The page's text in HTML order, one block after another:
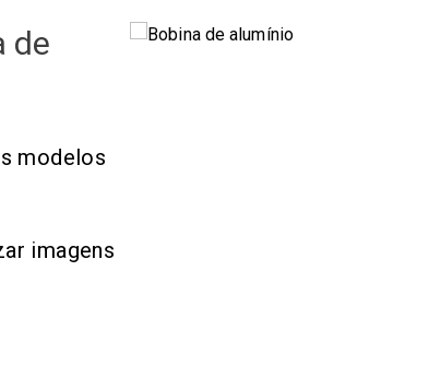
de
modelos
imagens